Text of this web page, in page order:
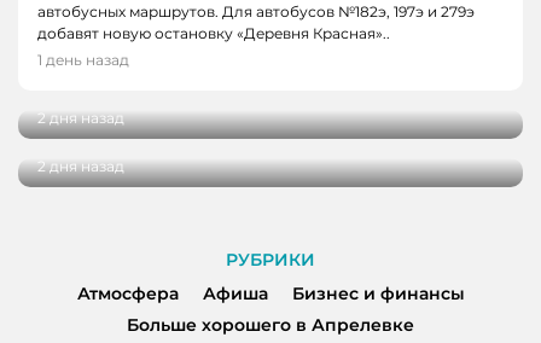
автобусных маршрутов. Для автобусов №182э, 197э и 279э
добавят новую остановку «Деревня Красная»..
1 день назад
НОВОСТИ
В Кузбассе наградили лучших тренеров,
2 дня назад
НОВОСТИ, НОВОСТИ КЕМЕРОВО
годом
2 дня назад
РУБРИКИ
Атмосфера
Афиша
Бизнес и финансы
Больше хорошего в Апрелевке